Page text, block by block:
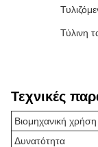
Τύλινη
Τεχνικές
Βιομηχανική χρήση
Δυνατότητα